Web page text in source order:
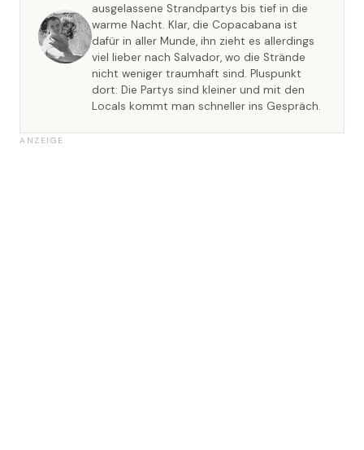
ausgelassene Strandpartys bis tief in die
warme Nacht. Klar, die Copacabana ist
dafür in aller Munde, ihn zieht es allerdings
viel lieber nach Salvador, wo die Strände
nicht weniger traumhaft sind. Pluspunkt
dort: Die Partys sind kleiner und mit den
Locals kommt man schneller ins Gespräch.
ANZEIGE